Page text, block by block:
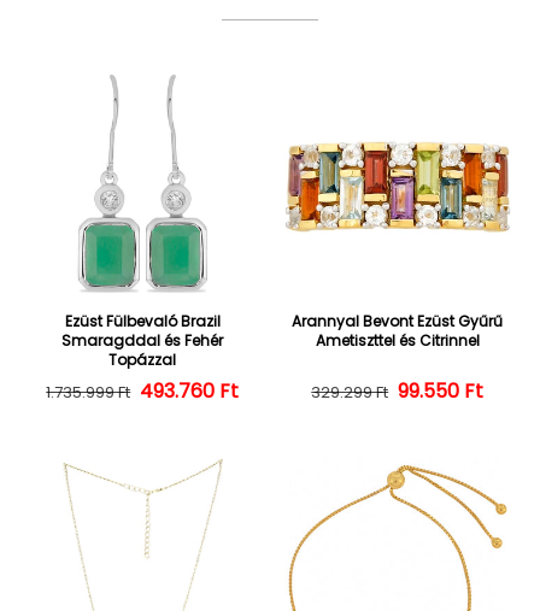
Ezüst Fülbevaló Brazil
Smaragddal és Fehér
Topázzal
Normál ár
1.735.999 Ft Kedvezményes ár
493.760 Ft
Arannyal Bevont Ezüst Gyűrű
Ametiszttel és Citrinnel
Normál ár
329.299 Ft 99.550 Ft